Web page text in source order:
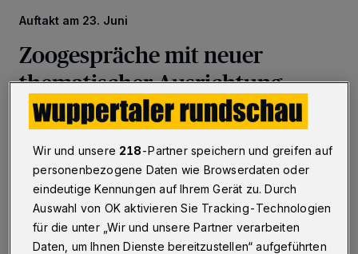
Auftakt am 23. Juni
Zoogespräche mit neuer
thematischer Ausrichtung
Wuppertal·Die seit 2012 bestehende Vortragsreihe
ausgerichtet. Sie ist einer Kooperation zwischen der
Bergischen Universität und dem Grünen Zoo.
15.06.2026 , 09:30 Uhr
Wir und unsere 218-Partner speichern und greifen auf
personenbezogene Daten wie Browserdaten oder
eindeutige Kennungen auf Ihrem Gerät zu. Durch
Auswahl von OK aktivieren Sie Tracking-Technologien
für die unter „Wir und unsere Partner verarbeiten
Daten, um Ihnen Dienste bereitzustellen“ aufgeführten